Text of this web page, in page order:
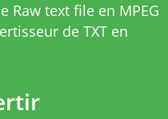
Raw text file en MPEG
de TXT en